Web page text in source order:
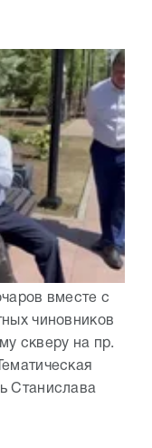
вместе с
чиновников
скверу на пр.
Станислава